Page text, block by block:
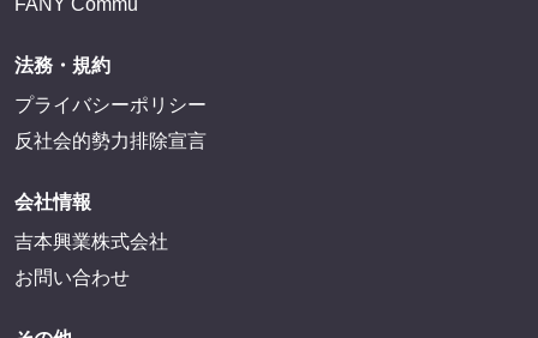
法務・規約
プライバシーポリシー
反社会的勢力排除宣言
会社情報
吉本興業株式会社
お問い合わせ